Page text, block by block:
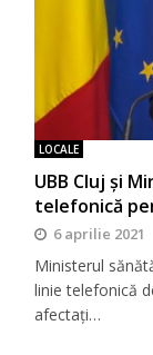
LOCALE
UBB Cluj și
telefonică
6 aprilie 2021
Ministerul
linie telefonică
afectați…